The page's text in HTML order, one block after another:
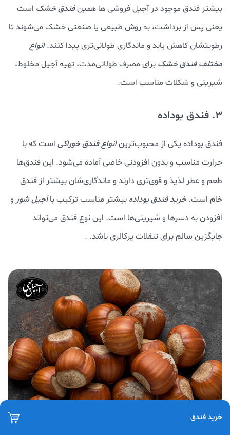
بیشتر فندق موجود در آجیل فروشی ها همینفندق خشک است
یعنی پس از برداشت، به روش طبیعی یا صنعتی خشک می‌شوند تا
رطوبتشان کاهش یابد و ماندگاری طولانی‌تری پیدا کنند.انواع
مختلف فندق خشک برای مصرف طولانی‌مدت، تهیه آجیل مخلوط،
شیرینی و شکلات مناسب است.
3. فندق بوداده
فندق بوداده یکی از محبوب‌ترینانواع فندق خوراکی است که با
حرارت مناسب و بدون افزودنی خاصی آماده می‌شود. این فندق‌ها
طعم و عطر لذیذ و قوی‌تری دارند و ماندگاری‌شان بیشتر از فندق
خام است.خرید فندق بوداده بیشتر مناسب ترکیب باآجیل شور و
افزودن به دسرها و شیرینی‌ها است. این نوع فندق می‌تواند
جایگزین سالم برای تنقلات پرکالری باشد. .
خرید فندق